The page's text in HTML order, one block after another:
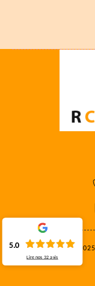
©2025
5.0
Lire nos32 avis